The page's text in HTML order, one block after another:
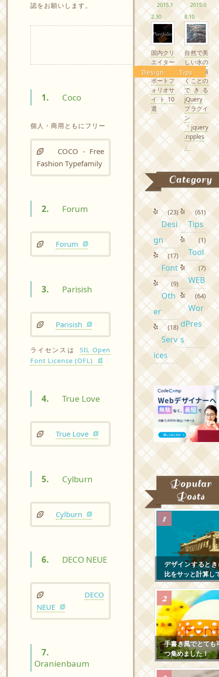
認をお願いします。
1. Coco
個人・商用ともにフリー
COCO - Free
Fashion Typefamily
2. Forum
Forum
3. Parisish
Parisish
ライセンスは
SIL Open
Font License (OFL)
4. True Love
True Love
5. Cylburn
Cylburn
6. DECO NEUE
DECO
NEUE
7.
Oranienbaum
2015.1
2.30
Design
国内クリ
エイター
の素敵な
ポートフ
ォリオサ
イト10
選
2015.0
8.10
Tips
自然で美
しい水の
波紋を描
くことの
できる
jQuery
プラグイ
ン
「jquery
.ripples
」
Category
Desi
gn
(23)
Font
(17)
Oth
er
(9)
Serv
ices
(18)
Tips
(61)
Tool
(1)
WEB
(7)
Wor
dPres
s
(64)
Popular
Posts
デザインすると
比をサッと計算し
手書き風でとても
つ集めました！